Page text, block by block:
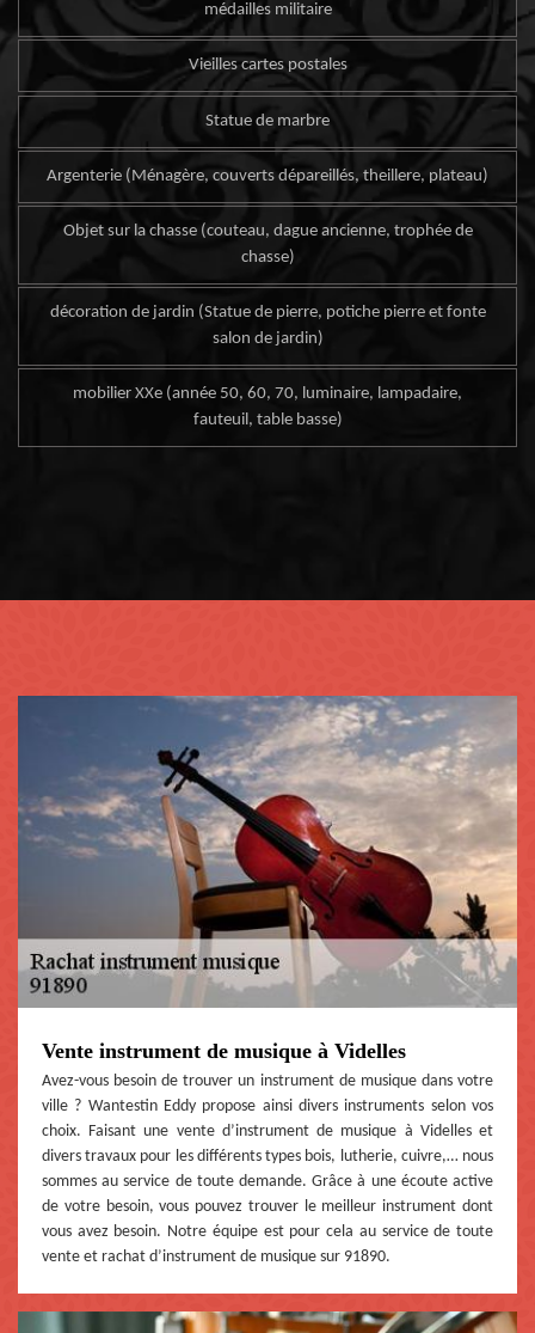
médailles militaire
Vieilles cartes postales
Statue de marbre
Argenterie (Ménagère, couverts dépareillés, theillere, plateau)
Objet sur la chasse (couteau, dague ancienne, trophée de
chasse)
décoration de jardin (Statue de pierre, potiche pierre et fonte
salon de jardin)
mobilier XXe (année 50, 60, 70, luminaire, lampadaire,
fauteuil, table basse)
Vente instrument de musique à Videlles
Avez-vous besoin de trouver un instrument de musique dans votre
ville ? Wantestin Eddy propose ainsi divers instruments selon vos
choix. Faisant une vente d’instrument de musique à Videlles et
divers travaux pour les différents types bois, lutherie, cuivre,… nous
sommes au service de toute demande. Grâce à une écoute active
de votre besoin, vous pouvez trouver le meilleur instrument dont
vous avez besoin. Notre équipe est pour cela au service de toute
vente et rachat d’instrument de musique sur 91890.